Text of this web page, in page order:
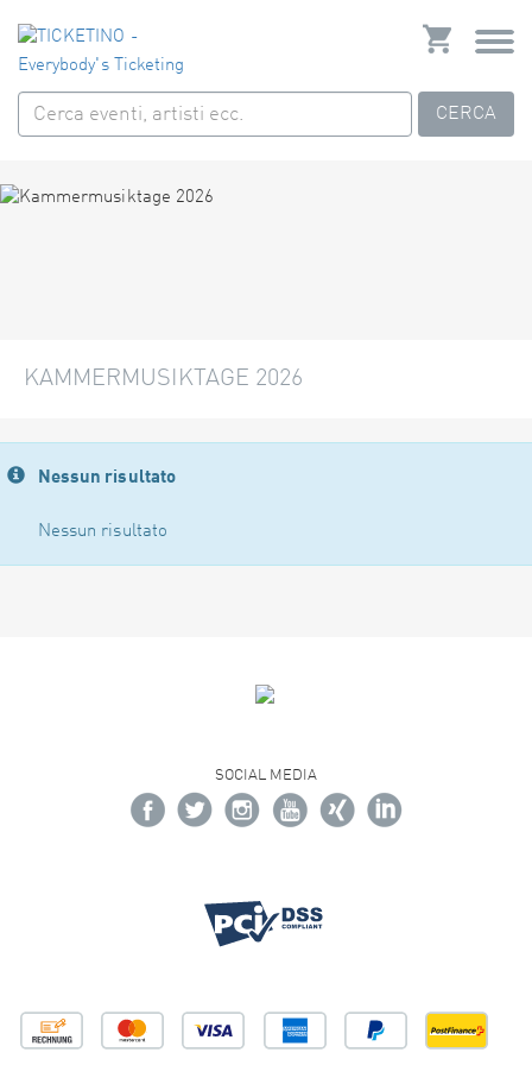
CERCA
KAMMERMUSIKTAGE 2026
Nessun risultato
Nessun risultato
SOCIAL MEDIA